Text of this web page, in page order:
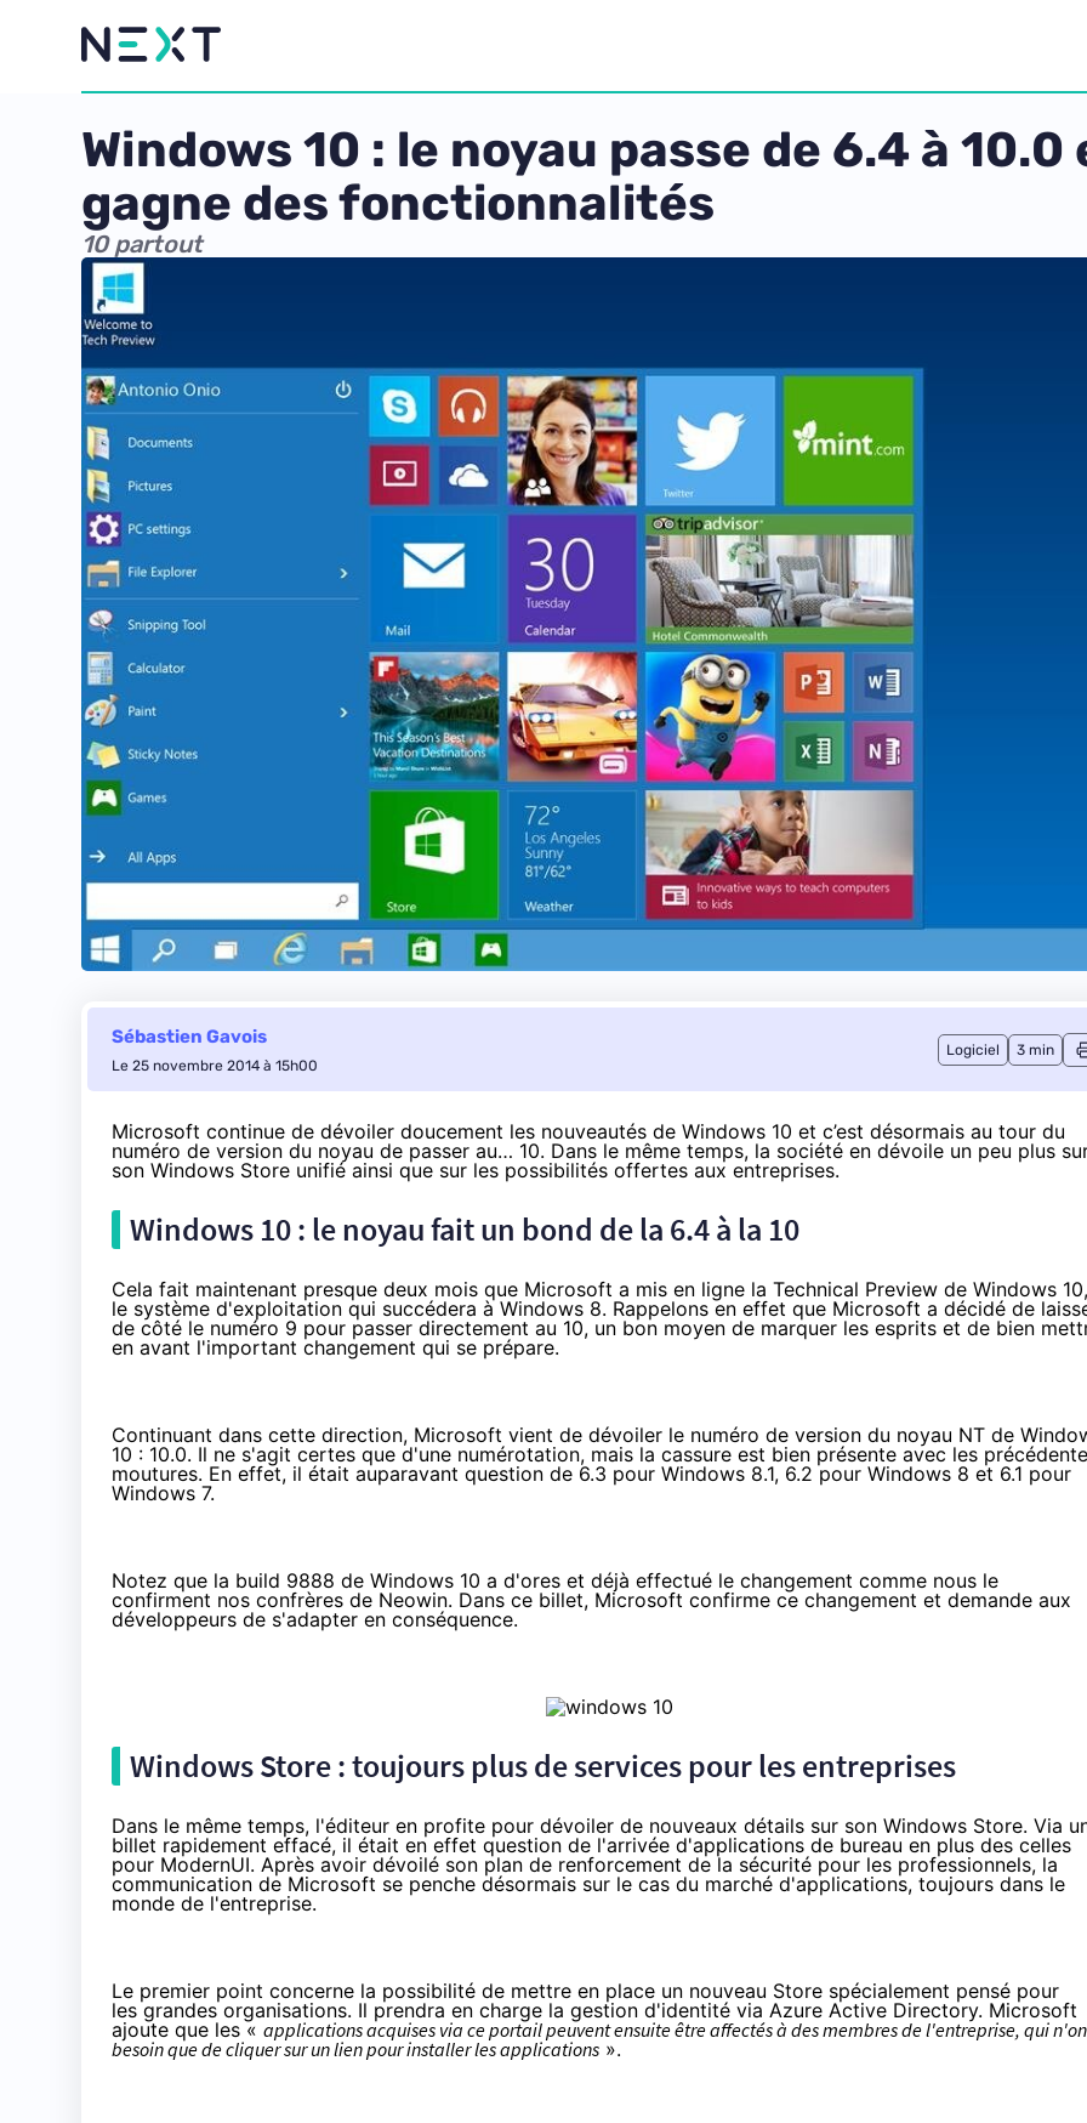
Windows 10 : le noyau passe de 6.4 à
gagne des fonctionnalités
10 partout
Sébastien Gavois
Le 25 novembre 2014 à 15h00
Logiciel 3 min
Microsoft continue de dévoiler doucement les nouveautés de Windows 10 et c’est désormais au tour du
numéro de version du noyau de passer au… 10. Dans le même temps, la société en dévoile un peu plus
son Windows Store unifié ainsi que sur les possibilités offertes aux entreprises.
Windows 10: le noyau fait un bond de la 6.4 à la 10
Cela fait maintenant presque deux mois que Microsoft a mis en ligne la Technical Preview de Windows 10,
le système d'exploitation qui succédera à Windows 8. Rappelons en effet que Microsoft a décidé de
de côté le numéro 9 pour passer directement au 10, un bon moyen de marquer les esprits et de bien
en avant l'important changement qui se prépare.
Continuant dans cette direction, Microsoft vient de dévoiler le numéro de version du noyau NT de
10 : 10.0. Il ne s'agit certes que d'une numérotation, mais la cassure est bien présente avec les
moutures. En effet, il était auparavant question de 6.3 pour Windows 8.1, 6.2 pour Windows 8 et 6.1 pour
Windows 7.
Notez que la build 9888 de Windows 10 a d'ores et déjà effectué le changement comme nous le
confirment nos confrères de Neowin. Dans ce billet, Microsoft confirme ce changement et demande aux
développeurs de s'adapter en conséquence.
Windows Store : toujours plus de services pour les entreprises
Dans le même temps, l'éditeur en profite pour dévoiler de nouveaux détails sur son Windows Store. Via
billet rapidement effacé, il était en effet question de l'arrivée d'applications de bureau en plus des celles
pour ModernUI. Après avoir dévoilé son plan de renforcement de la sécurité pour les professionnels, la
communication de Microsoft se penche désormais sur le cas du marché d'applications, toujours dans le
monde de l'entreprise.
Le premier point concerne la possibilité de mettre en place un nouveau Store spécialement pensé pour
les grandes organisations. Il prendra en charge la gestion d'identité via Azure Active Directory. Microsoft
ajoute que les « applications acquises via ce portail peuvent ensuite être affectés à des membres de l'entreprise, qui
besoin que de cliquer sur un lien pour installer les applications ».